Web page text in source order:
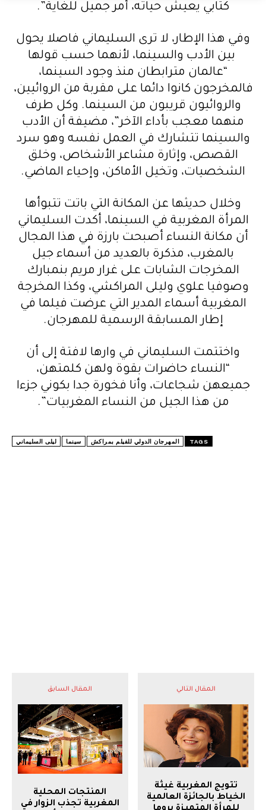
كتابي يعيش حياته، أمر جميل للغاية”.
وفي هذا الإطار، لا ترى السليماني فاصلا يحول
بين الأدب والسينما، لأنهما حسب قولها
“عالمان مترابطان منذ وجود السينما،
فالمخرجون كانوا دائما على مقربة من الروائيين،
والروائيون قريبون من السينما. وكل طرف
منهما معجب بأداء الآخر”، مضيفة أن الأدب
والسينما تتشارك في العمل نفسه وهو سرد
القصص، وإثارة مشاعر الأشخاص، وخلق
الشخصيات، وتخيل الأماكن، وإحياء الماضي.
وخلال حديثها عن المكانة التي باتت تتبوأها
المرأة المغربية في السينما، أكدت السليماني
أن مكانة النساء أصبحت بارزة في هذا المجال
بالمغرب، مذكرة بالعديد من أسماء جيل
المخرجات الشابات على غرار مريم بنمبارك
وصوفيا علوي وليلى المراكشي، وكذا المخرجة
المغربية أسماء المدير التي عرضت فيلما في
إطار المسابقة الرسمية للمهرجان.
واختتمت السليماني في وارها لافتة إلى أن
“النساء حاضرات بقوة ولهن كلمتهن،
جميعهن شجاعات، وأنا فخورة جدا بكوني جزءا
من هذا الجيل من النساء المغربيات”.
TAGS المهرجان الدولي للفيلم بمراكش سينما ليلى السليماني
المقال السابق
المنتجات المحلية
المغربية تجذب الزوار في
المقال التالي
تتويج المغربية غيثة
الخياط بالجائزة العالمية